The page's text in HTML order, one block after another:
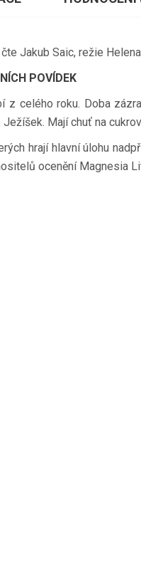
Jakub Saic, režie
POVÍDEK
z celého roku. Doba
Mají chuť na
hrají hlavní úlohu
ocenění Magnesia